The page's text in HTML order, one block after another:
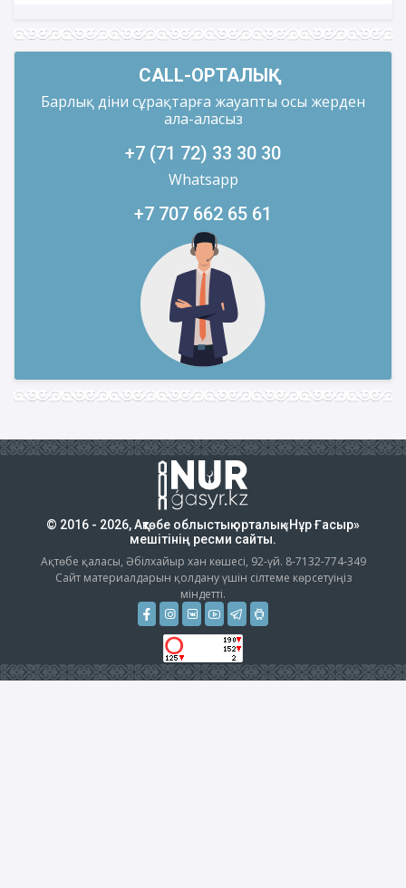
CALL-ОРТАЛЫҚ
Барлық діни сұрақтарға жауапты осы жерден
ала-аласыз
+7 (71 72) 33 30 30
Whatsapp
+7 707 662 65 61
© 2016 - 2026, Ақтөбе облыстық орталық «Нұр Ғасыр»
мешітінің ресми сайты.
Ақтөбе қаласы, Әбілхайыр хан көшесі, 92-үй. 8-7132-774-349
Сайт материалдарын қолдану үшін сілтеме көрсетуіңіз
міндетті.